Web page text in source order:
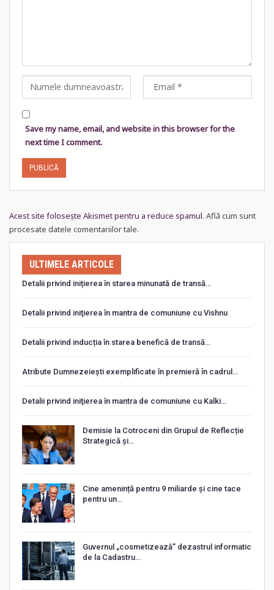
Save my name, email, and website in this browser for the
next time I comment.
Acest site folosește Akismet pentru a reduce spamul. Află cum sunt
procesate datele comentariilor tale.
ULTIMELE ARTICOLE
Detalii privind inițierea în starea minunată de transă…
Detalii privind iniţierea în mantra de comuniune cu Vishnu
Detalii privind inducția în starea benefică de transă…
Atribute Dumnezeiești exemplificate în premieră în cadrul…
Detalii privind iniţierea în mantra de comuniune cu Kalki…
Demisie la Cotroceni din Grupul de Reflecție
Strategică și…
Cine amenință pentru 9 miliarde și cine tace
pentru un…
Guvernul „cosmetizează” dezastrul informatic
de la Cadastru…